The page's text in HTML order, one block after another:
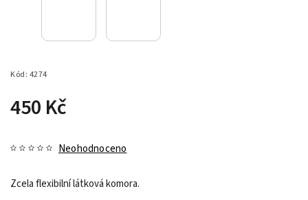
Kód: 4274
450 Kč
Neohodnoceno
Zcela flexibilní látková komora.